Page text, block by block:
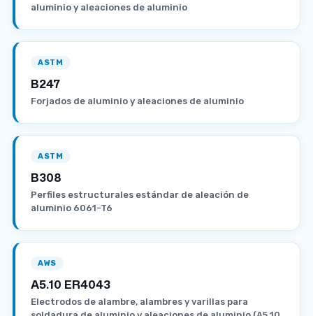
aluminio y aleaciones de aluminio
ASTM
B247
Forjados de aluminio y aleaciones de aluminio
ASTM
B308
Perfiles estructurales estándar de aleación de
aluminio 6061-T6
AWS
A5.10 ER4043
Electrodos de alambre, alambres y varillas para